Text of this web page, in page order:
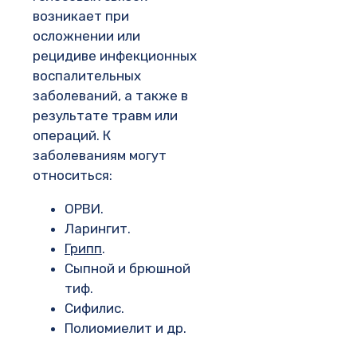
возникает при
осложнении или
рецидиве инфекционных
воспалительных
заболеваний, а также в
результате травм или
операций. К
заболеваниям могут
относиться:
ОРВИ.
Ларингит.
Грипп.
Сыпной и брюшной
тиф.
Сифилис.
Полиомиелит и др.